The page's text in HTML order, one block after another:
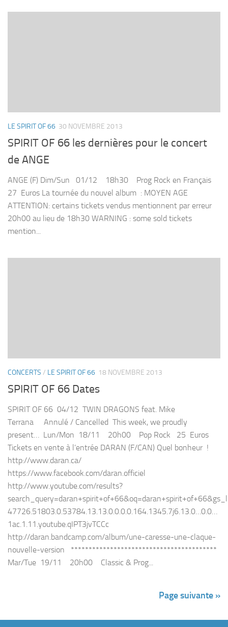
LE SPIRIT OF 66 30 NOVEMBRE 2013
SPIRIT OF 66 les dernières pour le concert
de ANGE
ANGE (F) Dim/Sun 01/12 18h30 Prog Rock en Français
27 Euros La tournée du nouvel album : MOYEN AGE
ATTENTION: certains tickets vendus mentionnent par erreur
20h00 au lieu de 18h30 WARNING : some sold tickets
mention...
CONCERTS / LE SPIRIT OF 66 18 NOVEMBRE 2013
SPIRIT OF 66 Dates
SPIRIT OF 66 04/12 TWIN DRAGONS feat. Mike
Terrana Annulé / Cancelled This week, we proudly
present… Lun/Mon 18/11 20h00 Pop Rock 25 Euros
Tickets en vente à l’entrée DARAN (F/CAN) Quel bonheur !
http://www.daran.ca/
https://www.facebook.com/daran.officiel
http://www.youtube.com/results?
47726.51803.0.53784.13.13.0.0.0.0.164.1345.7j6.13.0…0.0…
1ac.1.11.youtube.qIPT3jvTCCc
http://daran.bandcamp.com/album/une-caresse-une-claque-
nouvelle-version *****************************************
Mar/Tue 19/11 20h00 Classic & Prog...
Page suivante »